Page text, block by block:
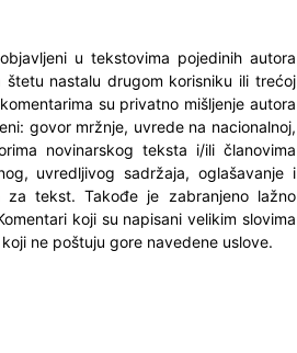
u tekstovima pojedinih autora
nastalu drugom korisniku ili trećoj
su privatno mišljenje autora
govor mržnje, uvrede na nacionalnoj,
novinarskog teksta i/ili članovima
uvredljivog sadržaja, oglašavanje i
za tekst. Takođe je zabranjeno lažno
koji su napisani velikim slovima
ne poštuju gore navedene uslove.